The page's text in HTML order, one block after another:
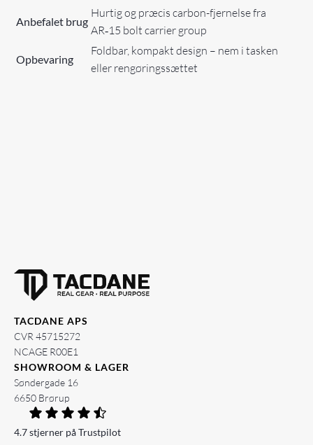
Anbefalet brug
Hurtig og præcis carbon-fjernelse fra
AR‑15 bolt carrier group
Opbevaring
Foldbar, kompakt design – nem i tasken
eller rengøringssættet
TACDANE APS
CVR 45715272
NCAGE R00E1
SHOWROOM & LAGER
Søndergade 16
6650 Brørup
4.7 stjerner på Trustpilot